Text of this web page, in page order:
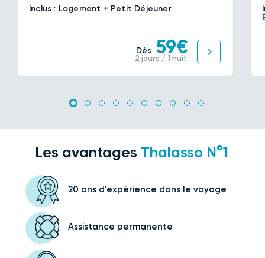
Inclus : Logement + Petit Déjeuner
Dès 59€
2 jours / 1 nuit
Les avantages Thalasso N°1
20 ans d'expérience dans le voyage
Assistance permanente